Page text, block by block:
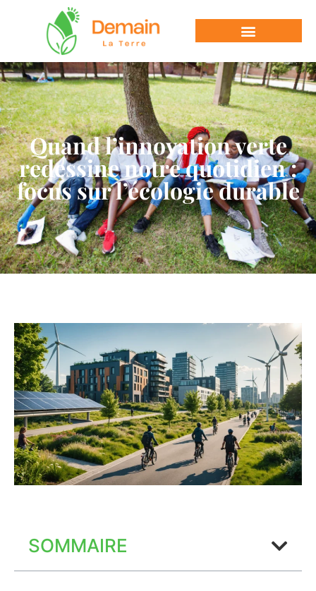
Quand l’innovation verte
redessine notre quotidien :
focus sur l’écologie durable
SOMMAIRE